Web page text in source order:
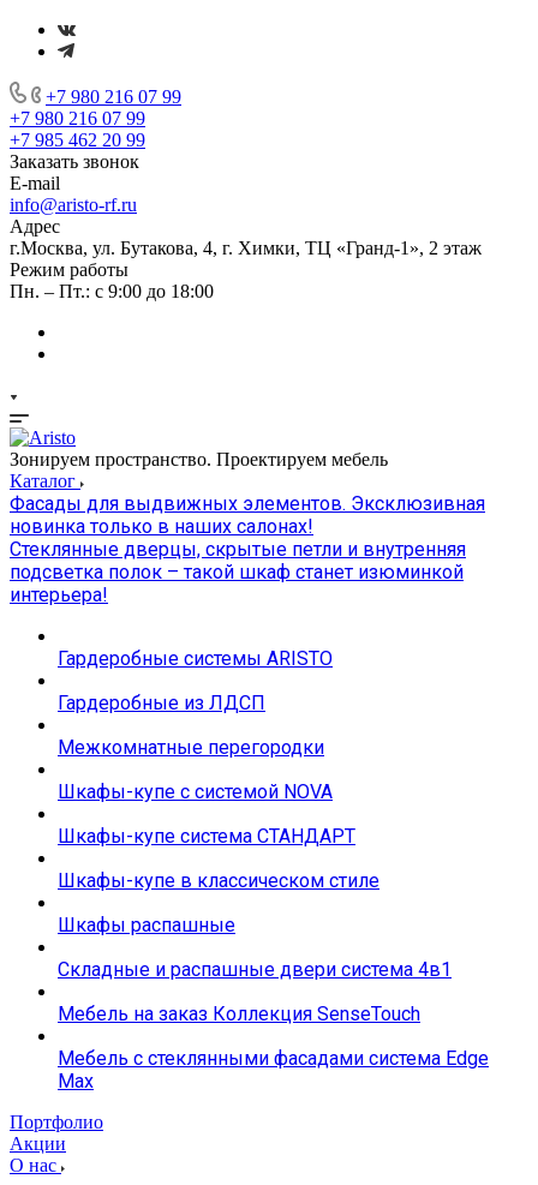
+7 980 216 07 99
+7 980 216 07 99
+7 985 462 20 99
Заказать звонок
E-mail
info@aristo-rf.ru
Адрес
г.Москва, ул. Бутакова, 4, г. Химки, ТЦ «Гранд-1», 2 этаж
Режим работы
Пн. – Пт.: с 9:00 до 18:00
Зонируем пространство. Проектируем мебель
Каталог
Фасады для выдвижных элементов. Эксклюзивная
новинка только в наших салонах!
Стеклянные дверцы, скрытые петли и внутренняя
подсветка полок – такой шкаф станет изюминкой
интерьера!
Гардеробные системы ARISTO
Гардеробные из ЛДСП
Межкомнатные перегородки
Шкафы-купе с системой NOVA
Шкафы-купе система СТАНДАРТ
Шкафы-купе в классическом стиле
Шкафы распашные
Складные и распашные двери система 4в1
Мебель на заказ Коллекция SenseTouch
Мебель с стеклянными фасадами система Edge
Max
Портфолио
Акции
О нас